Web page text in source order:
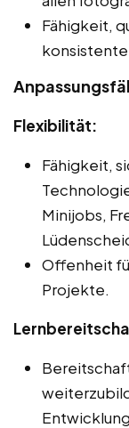
Fähigkeit,
Flexibilität:
Fähigkeit,
Minijobs,
Offenheit
Projekte.